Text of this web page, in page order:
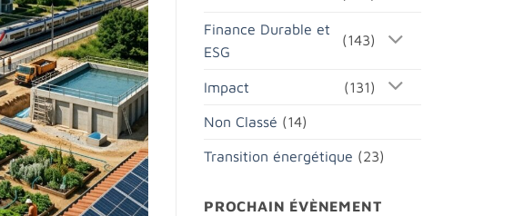
Finance Durable et
ESG
(143)
Impact (131)
Non Classé (14)
Transition énergétique (23)
PROCHAIN ÉVÈNEMENT